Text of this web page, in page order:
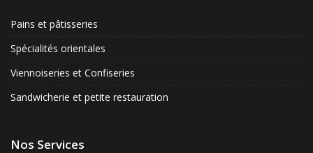
Pains et pâtisseries
Spécialités orientales
Viennoiseries et Confiseries
Sandwicherie et petite restauration
Nos Services